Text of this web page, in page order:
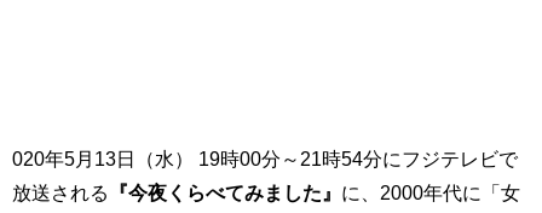
020年5月13日（水） 19時00分～21時54分にフジテレビで
放送される
『今夜くらべてみました』 に、2000年代に「女